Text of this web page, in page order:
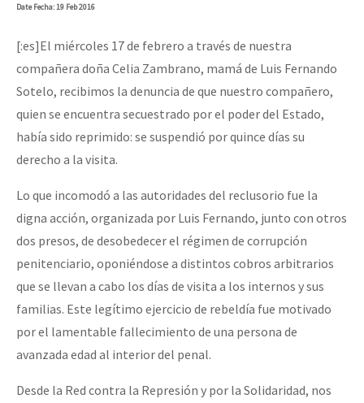
DateFecha: 19 Feb 2016
[:es]El miércoles 17 de febrero a través de nuestra
compañera doña Celia Zambrano, mamá de Luis Fernando
Sotelo, recibimos la denuncia de que nuestro compañero,
quien se encuentra secuestrado por el poder del Estado,
había sido reprimido: se suspendió por quince días su
derecho a la visita.
Lo que incomodó a las autoridades del reclusorio fue la
digna acción, organizada por Luis Fernando, junto con otros
dos presos, de desobedecer el régimen de corrupción
penitenciario, oponiéndose a distintos cobros arbitrarios
que se llevan a cabo los días de visita a los internos y sus
familias. Este legítimo ejercicio de rebeldía fue motivado
por el lamentable fallecimiento de una persona de
avanzada edad al interior del penal.
Desde la Red contra la Represión y por la Solidaridad, nos